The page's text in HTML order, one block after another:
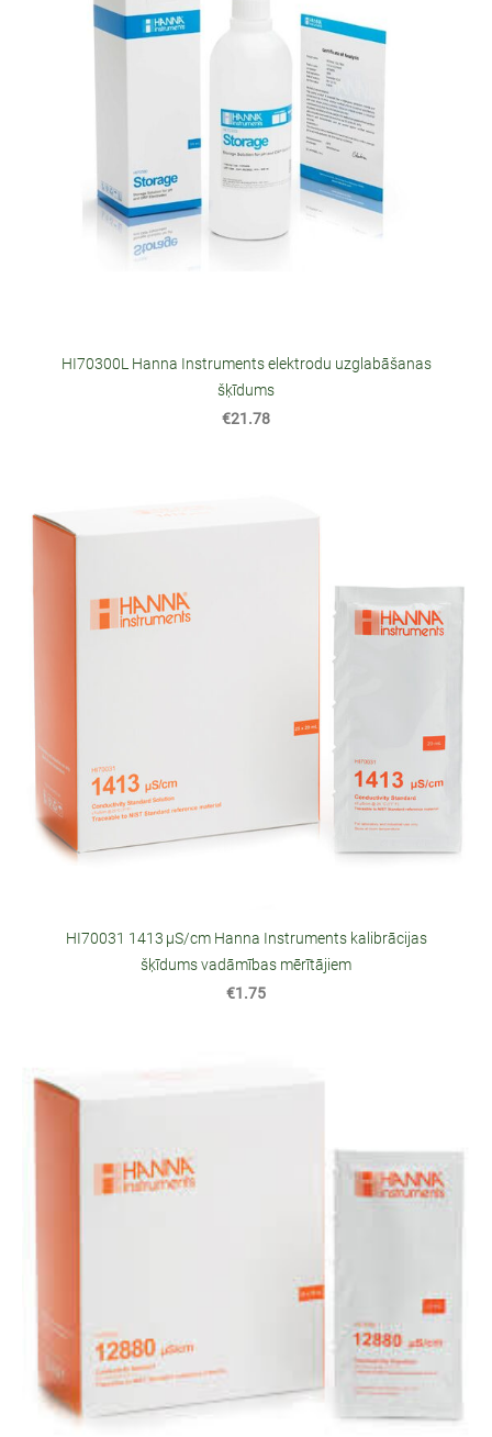
HI70300L Hanna Instruments elektrodu uzglabāšanas
šķīdums
€21.78
HI70031 1413 µS/cm Hanna Instruments kalibrācijas
šķīdums vadāmības mērītājiem
€1.75